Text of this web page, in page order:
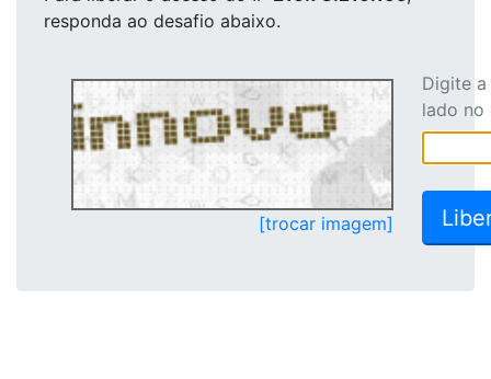
responda ao desafio abaixo.
[trocar imagem]
Digite
lado no